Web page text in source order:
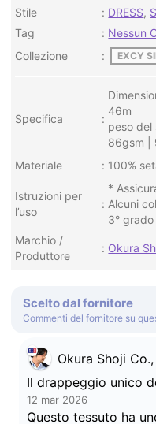
Stile DRESS,
Tag
Nessun
Collezione
EXCY
Specifica
46m
peso del
86gsm |
Materiale 100%
Istruzioni per
l’uso
*
Alcuni
3°
Marchio /
Produttore
Okura
Scelto dal fornitore
Commenti del fornitore su
Okura Shoji
Il drappeggio unico
12 mar 2026
Questo tessuto ha